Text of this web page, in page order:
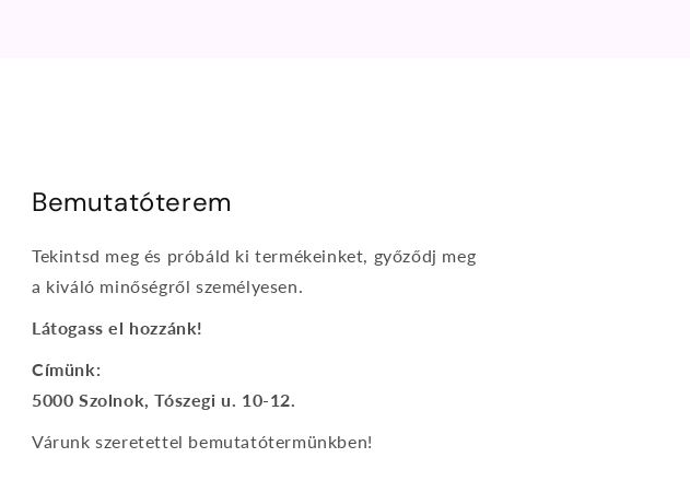
Bemutatóterem
Tekintsd meg és próbáld ki termékeinket, győződj meg
a kiváló minőségről személyesen.
Látogass el hozzánk!
Címünk:
5000 Szolnok, Tószegi u. 10-12.
Várunk szeretettel bemutatótermünkben!